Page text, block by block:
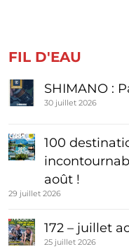
FIL D'EAU
SHIMANO :
30 juillet 2026
100
août !
29 juillet 2026
172 – juillet
25 juillet 2026